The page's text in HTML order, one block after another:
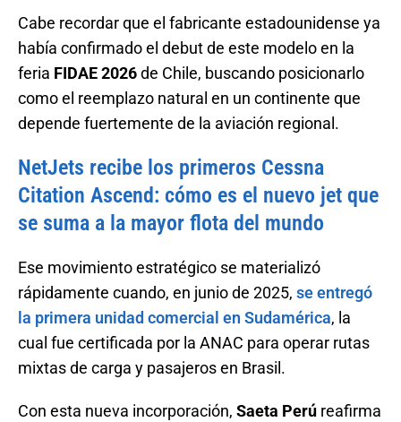
Cabe recordar que el fabricante estadounidense ya
había confirmado el debut de este modelo en la
feria FIDAE 2026de Chile, buscando posicionarlo
como el reemplazo natural en un continente que
depende fuertemente de la aviación regional.
NetJets recibe los primeros Cessna
Citation Ascend: cómo es el nuevo jet que
se suma a la mayor flota del mundo
Ese movimiento estratégico se materializó
rápidamente cuando, en junio de 2025, se entregó
la primera unidad comercial en Sudamérica, la
cual fue certificada por la ANAC para operar rutas
mixtas de carga y pasajeros en Brasil.
Con esta nueva incorporación, Saeta Perú reafirma